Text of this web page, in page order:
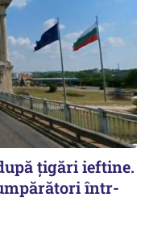
țigări ieftine.
într-